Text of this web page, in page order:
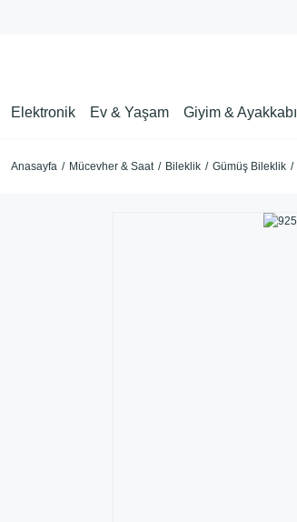
Elektronik Ev & Yaşam Giyim & Ayakkabı
Anasayfa Mücevher & Saat Bileklik Gümüş Bileklik